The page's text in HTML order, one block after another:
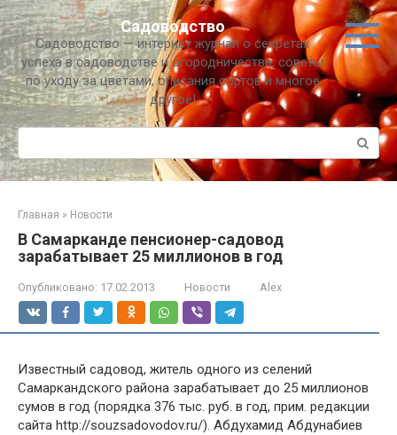
Перейти
к
контенту
Садоводство
Садоводство — интернет журнал о секретах
успеха в садоводстве и огородничестве, советы
по уходу за цветами, описания сортов и многое
другое!
Поиск:
Главная » Новости
В Самарканде пенсионер-садовод
зарабатывает 25 миллионов в год
Опубликовано: 17.02.2013 Новости Alex
Известный садовод, житель одного из селений
Самаркандского района зарабатывает до 25 миллионов
сумов в год (порядка 376 тыс. руб. в год, прим. редакции
сайта http://souzsadovodov.ru/). Абдухамид Абдунабиев